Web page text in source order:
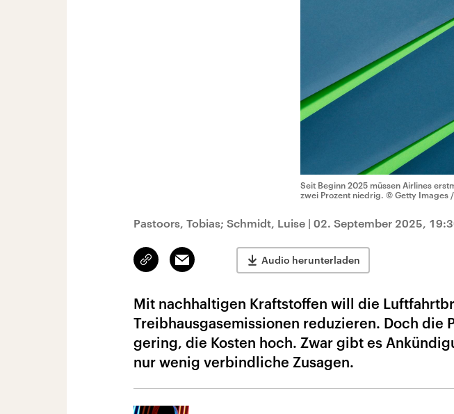
Seit Beginn 2025 müssen Airlines
zwei Prozent niedrig. © Getty Images
Pastoors, Tobias; Schmidt, Luise | 02. September 2025,
Link
kopieren/teilen
Email Audio herunterladen
Mit nachhaltigen Kraftstoffen will die
Treibhausgasemissionen reduzieren. Doch die
gering, die Kosten hoch. Zwar gibt es
nur wenig verbindliche Zusagen.